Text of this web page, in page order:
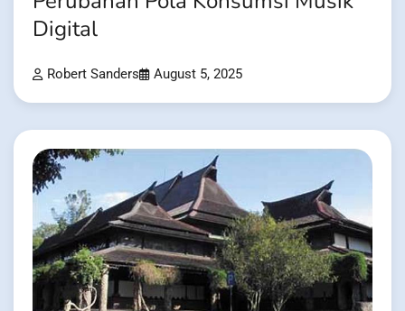
Digital
Robert Sanders August 5, 2025